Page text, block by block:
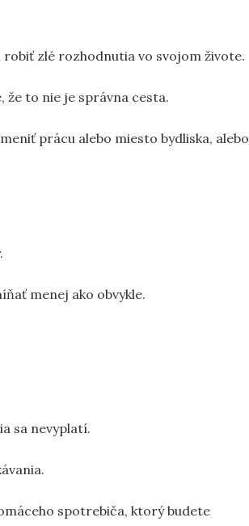
zlé rozhodnutia vo svojom živote.
že to nie je správna cesta.
prácu alebo miesto bydliska, alebo
menej ako obvykle.
sa nevyplatí.
spotrebiča, ktorý budete